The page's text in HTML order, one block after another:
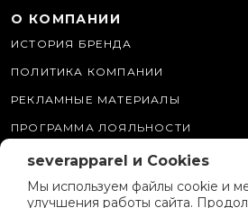
О КОМПАНИИ
ИСТОРИЯ БРЕНДА
ПОЛИТИКА КОМПАНИИ
РЕКЛАМНЫЕ МАТЕРИАЛЫ
ПРОГРАММА ЛОЯЛЬНОСТИ
severapparel и Cookies
Мы используем файлы cookie и
улучшения работы сайта.